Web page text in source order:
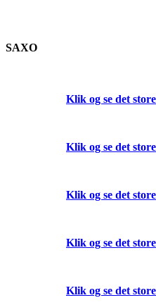
SAXO
Klik og se det
Klik og se det
Klik og se det
Klik og se det
Klik og se det